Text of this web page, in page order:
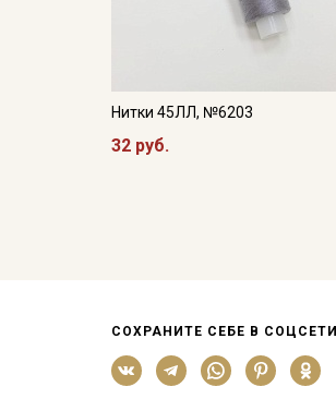
Нитки 45ЛЛ, №6203
32 руб.
СОХРАНИТЕ СЕБЕ В СОЦСЕТИ